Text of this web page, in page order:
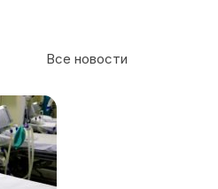
Все новости